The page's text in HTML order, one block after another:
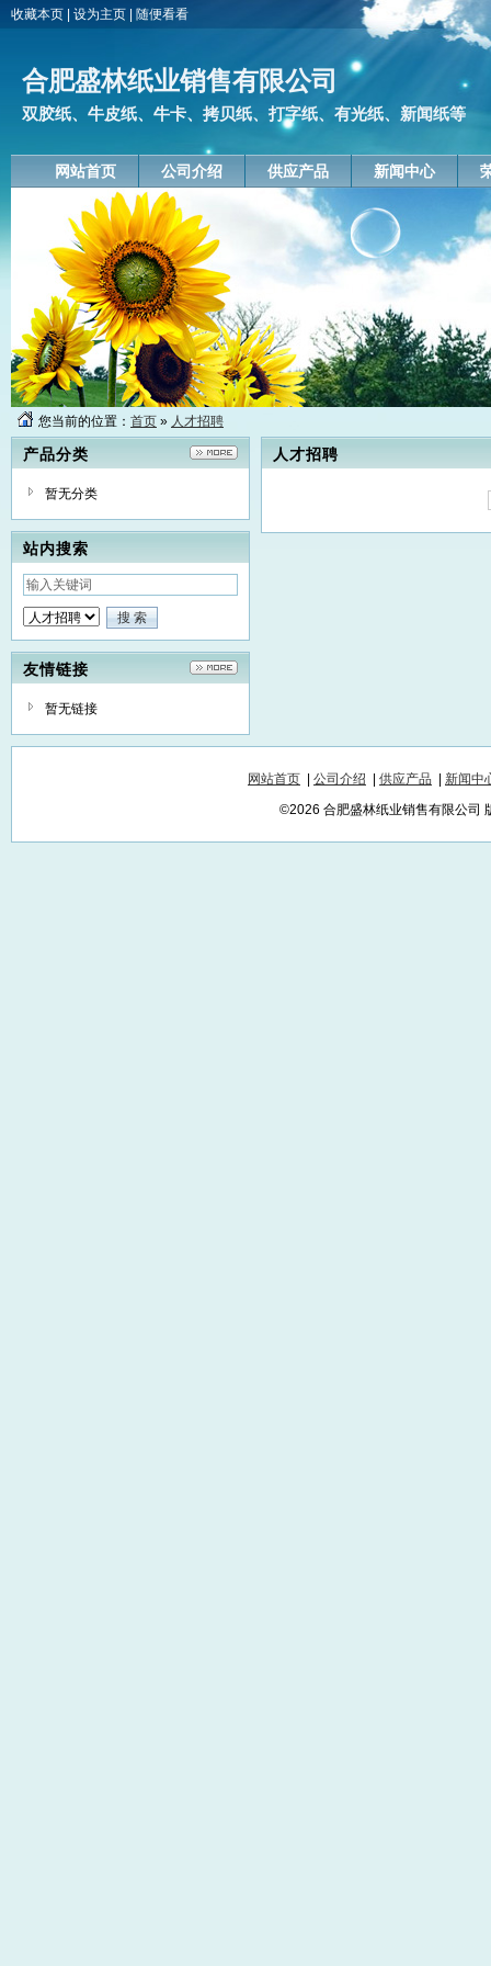
收藏本页 设为主页 随便看看
合肥盛林纸业销售有限公司
双胶纸、牛皮纸、牛卡、拷贝纸、打字纸、有光纸、新闻纸等
网站首页 公司介绍 供应产品 新闻中心
您当前的位置： 首页 » 人才招聘
产品分类
暂无分类
站内搜索
友情链接
暂无链接
人才招聘
网站首页 公司介绍 供应产品
新闻中
©2026 合肥盛林纸业销售有限公司